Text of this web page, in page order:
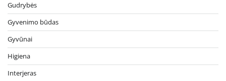
Gudrybės
Gyvenimo būdas
Gyvūnai
Higiena
Interjeras